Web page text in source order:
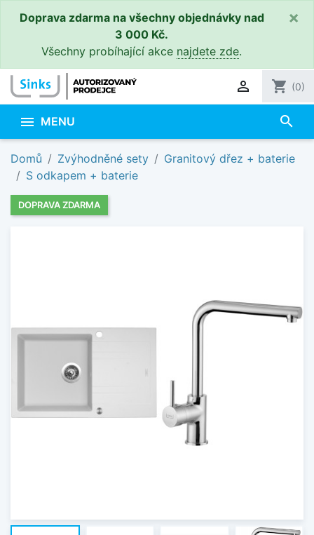
Doprava zdarma na všechny objednávky nad
3 000 Kč.
Všechny probíhající akce najdete zde.
×
 shopping_cart (0)
 MENU search
Domů Zvýhodněné sety
Granitový dřez + baterie
S odkapem + baterie
DOPRAVA ZDARMA